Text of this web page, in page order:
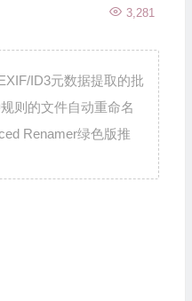
3,281
ID3元数据提取的批
则的文件自动重命名
Renamer绿色版推